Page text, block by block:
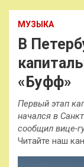
МУЗЫКА
В
«Буфф»
Первый этап
начался в
сообщил вице-
Читайте наш